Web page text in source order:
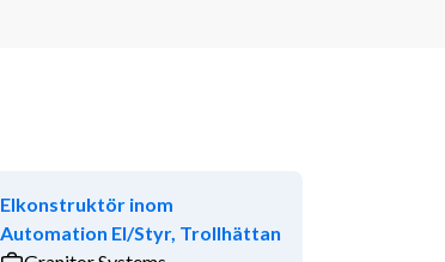
Elkonstruktör inom
Automation El/Styr, Trollhättan